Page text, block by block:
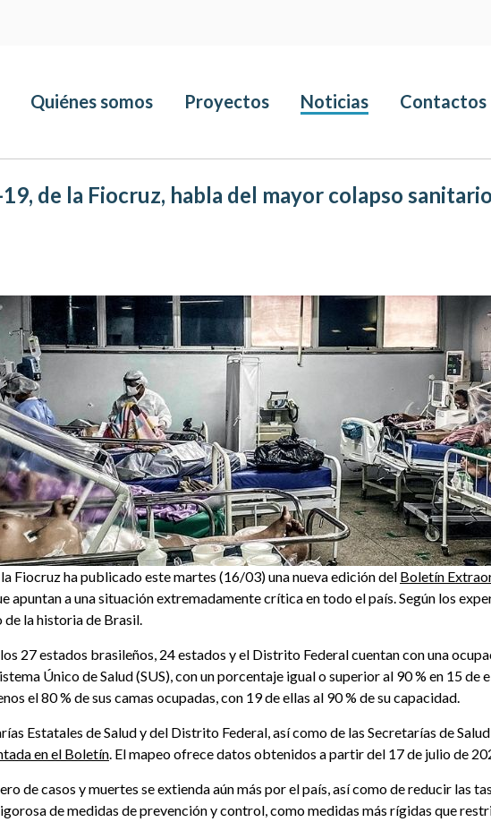
Quiénes somos Proyectos Noticias Contactos
de la Fiocruz, habla del mayor colapso
Fiocruz ha publicado este martes (16/03) una nueva edición del Boletín
apuntan a una situación extremadamente crítica en todo el país. Según los
la historia de Brasil.
27 estados brasileños, 24 estados y el Distrito Federal cuentan con una
Único de Salud (SUS), con un porcentaje igual o superior al 90 % en 15 de
el 80 % de sus camas ocupadas, con 19 de ellas al 90 % de su capacidad.
Estatales de Salud y del Distrito Federal, así como de las Secretarías de
en el Boletín. El mapeo ofrece datos obtenidos a partir del 17 de julio de
de casos y muertes se extienda aún más por el país, así como de reducir las
de medidas de prevención y control, como medidas más rígidas que